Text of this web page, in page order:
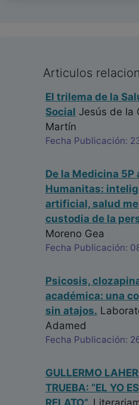
Articulos
El trilema de la
Social Jesús de la
Martín
Fecha Publicación:
De la Medicina 5P
Humanitas:
artificial, salud
custodia de la
Moreno Gea
Fecha Publicación:
Psicosis,
académica: una
sin atajos.
Adamed
Fecha Publicación:
GULLERMO
TRUEBA: “EL YO